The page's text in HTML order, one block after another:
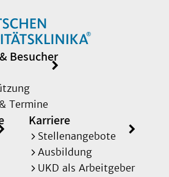
Besucher
Termine
Karriere
Stellenangebote
Ausbildung
UKD als Arbeitgeber